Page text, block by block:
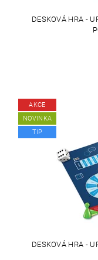
DESKOVÁ HRA -
AKCE
NOVINKA
TIP
DESKOVÁ HRA -